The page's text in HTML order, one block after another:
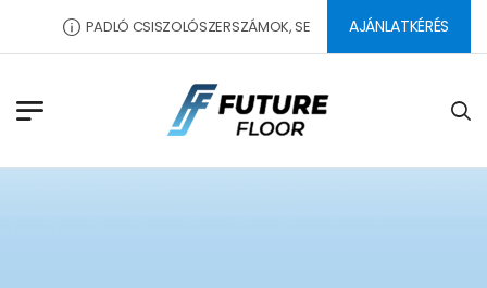
PADLÓ CSISZOLÓSZERSZÁMOK, SEGÉDANYAGOK, DILATÁCIÓS
AJÁNLATKÉRÉS